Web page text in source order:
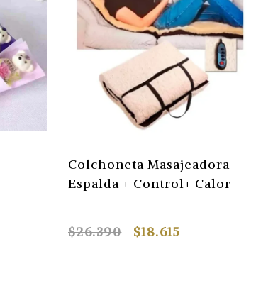
Colchoneta Masajeadora
Espalda + Control+ Calor
$26.390 $18.615